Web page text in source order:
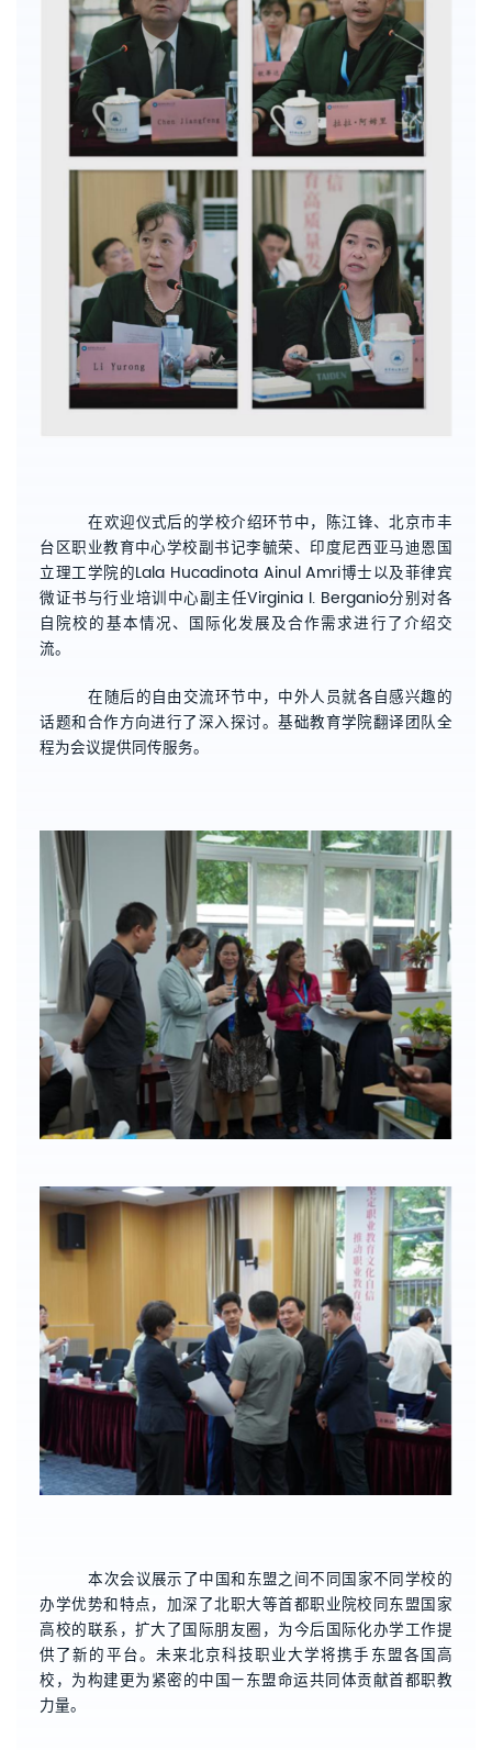
在欢迎仪式后的学校介绍环节中，陈江锋、北京市丰
台区职业教育中心学校副书记李毓荣、印度尼西亚马迪恩国
立理工学院的Lala Hucadinota Ainul Amri博士以及菲律宾
微证书与行业培训中心副主任Virginia I. Berganio分别对各
自院校的基本情况、国际化发展及合作需求进行了介绍交
流。
在随后的自由交流环节中，中外人员就各自感兴趣的
话题和合作方向进行了深入探讨。基础教育学院翻译团队全
程为会议提供同传服务。
本次会议展示了中国和东盟之间不同国家不同学校的
办学优势和特点，加深了北职大等首都职业院校同东盟国家
高校的联系，扩大了国际朋友圈，为今后国际化办学工作提
供了新的平台。未来北京科技职业大学将携手东盟各国高
校，为构建更为紧密的中国—东盟命运共同体贡献首都职教
力量。